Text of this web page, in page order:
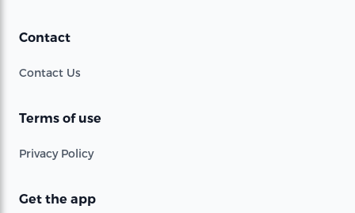
Contact
Contact Us
Terms of use
Privacy Policy
Get the app